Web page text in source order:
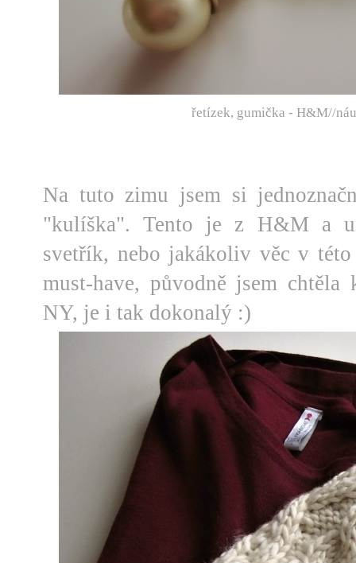
řetízek, gumička - H&M//
Na tuto zimu jsem si
"kulíška". Tento je z H&M a
svetřík, nebo jakákoliv věc v
must-have, původně jsem
NY, je i tak dokonalý :)